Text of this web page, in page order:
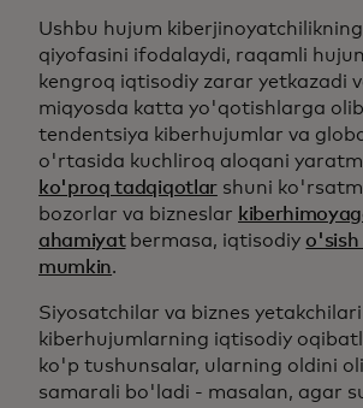
Ushbu hujum
qiyofasini ifodalaydi, raqamli
kengroq iqtisodiy zarar yetkazadi
miqyosda katta yo'qotishlarga olib
tendentsiya kiberhujumlar va
o'rtasida kuchliroq aloqani
ko'proq tadqiqotlarshuni
bozorlar va bizneslar
ahamiyatbermasa, iqtisodiy o'sish
mumkin.
Siyosatchilar va biznes yetakchilari
kiberhujumlarning iqtisodiy
ko'p tushunsalar, ularning oldini
samarali bo'ladi - masalan, agar